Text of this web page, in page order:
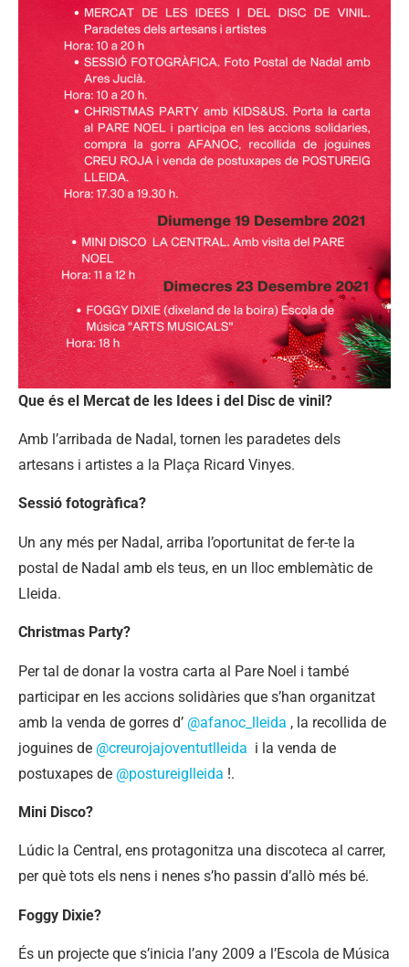
Que és el Mercat de les Idees i del Disc de vinil?
Amb l’arribada de Nadal, tornen les paradetes dels
artesans i artistes a la Plaça Ricard Vinyes.
Sessió fotogràfica?
Un any més per Nadal, arriba l’oportunitat de fer-te la
postal de Nadal amb els teus, en un lloc emblemàtic de
Lleida.
Christmas Party?
Per tal de donar la vostra carta al Pare Noel i també
participar en les accions solidàries que s’han organitzat
amb la venda de gorres d’ @afanoc_lleida , la recollida de
joguines de @creurojajoventutlleida i la venda de
postuxapes de @postureiglleida !.
Mini Disco?
Lúdic la Central, ens protagonitza una discoteca al carrer,
per què tots els nens i nenes s’ho passin d’allò més bé.
Foggy Dixie?
És un projecte que s’inicia l’any 2009 a l’Escola de Música